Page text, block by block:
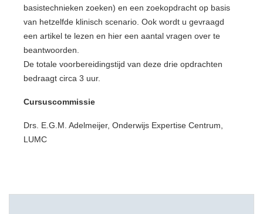
basistechnieken zoeken) en een zoekopdracht op basis
van hetzelfde klinisch scenario. Ook wordt u gevraagd
een artikel te lezen en hier een aantal vragen over te
beantwoorden.
De totale voorbereidingstijd van deze drie opdrachten
bedraagt circa 3 uur.
Cursuscommissie
Drs. E.G.M. Adelmeijer, Onderwijs Expertise Centrum,
LUMC